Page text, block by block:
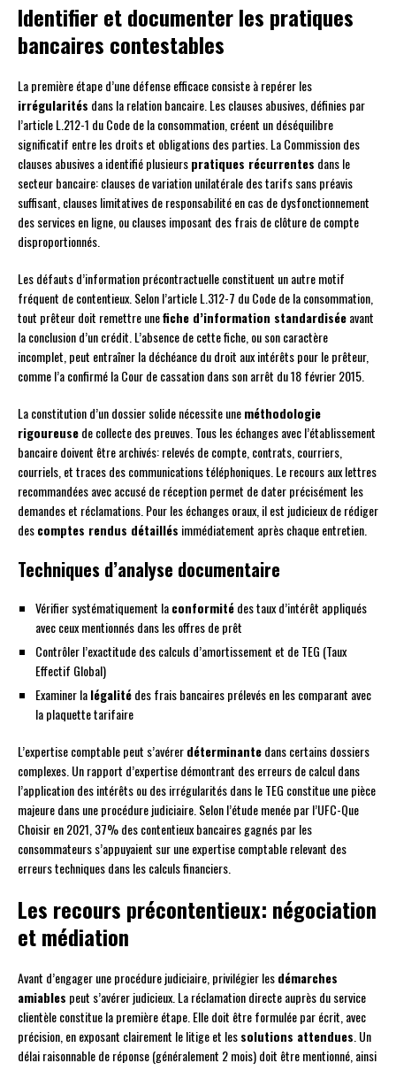
Identifier et documenter les pratiques
bancaires contestables
La première étape d’une défense efficace consiste à repérer les
irrégularités dans la relation bancaire. Les clauses abusives, définies par
l’article L.212-1 du Code de la consommation, créent un déséquilibre
significatif entre les droits et obligations des parties. La Commission des
clauses abusives a identifié plusieurspratiques récurrentes dans le
secteur bancaire: clauses de variation unilatérale des tarifs sans préavis
suffisant, clauses limitatives de responsabilité en cas de dysfonctionnement
des services en ligne, ou clauses imposant des frais de clôture de compte
disproportionnés.
Les défauts d’information précontractuelle constituent un autre motif
fréquent de contentieux. Selon l’article L.312-7 du Code de la consommation,
tout prêteur doit remettre unefiche d’information standardiséeavant
la conclusion d’un crédit. L’absence de cette fiche, ou son caractère
incomplet, peut entraîner la déchéance du droit aux intérêts pour le prêteur,
comme l’a confirmé la Cour de cassation dans son arrêt du 18 février 2015.
La constitution d’un dossier solide nécessite uneméthodologie
rigoureusede collecte des preuves. Tous les échanges avec l’établissement
bancaire doivent être archivés: relevés de compte, contrats, courriers,
courriels, et traces des communications téléphoniques. Le recours aux lettres
recommandées avec accusé de réception permet de dater précisément les
demandes et réclamations. Pour les échanges oraux, il est judicieux de rédiger
descomptes rendus détaillés immédiatement après chaque entretien.
Techniques d’analyse documentaire
Vérifier systématiquement laconformitédes taux d’intérêt appliqués
avec ceux mentionnés dans les offres de prêt
Contrôler l’exactitude des calculs d’amortissement et de TEG (Taux
Effectif Global)
Examiner lalégalitédes frais bancaires prélevés en les comparant avec
la plaquette tarifaire
L’expertise comptable peut s’avérerdéterminantedans certains dossiers
complexes. Un rapport d’expertise démontrant des erreurs de calcul dans
l’application des intérêts ou des irrégularités dans le TEG constitue une pièce
majeure dans une procédure judiciaire. Selon l’étude menée par l’UFC-Que
Choisir en 2021, 37% des contentieux bancaires gagnés par les
consommateurs s’appuyaient sur une expertise comptable relevant des
erreurs techniques dans les calculs financiers.
Les recours précontentieux: négociation
et médiation
Avant d’engager une procédure judiciaire, privilégier lesdémarches
amiables peut s’avérer judicieux. La réclamation directe auprès du service
clientèle constitue la première étape. Elle doit être formulée par écrit, avec
précision, en exposant clairement le litige et lessolutions attendues. Un
délai raisonnable de réponse (généralement 2 mois) doit être mentionné, ainsi